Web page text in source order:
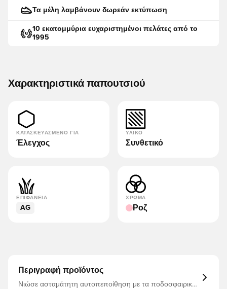
Τα μέλη λαμβάνουν δωρεάν εκτύπωση
10 εκατομμύρια ευχαριστημένοι πελάτες από το
1995
Χαρακτηριστικά παπουτσιού
ΚΑΤΑΣΚΕΥΑΣΜΈΝΟ ΓΙΑ
Έλεγχος
ΥΛΙΚΌ
Συνθετικό
ΕΠΙΦΆΝΕΙΑ
AG
ΧΡΏΜΑ
Ροζ
Περιγραφή προϊόντος
Νιώσε ασταμάτητη αυτοπεποίθηση με τα ποδοσφαιρικά